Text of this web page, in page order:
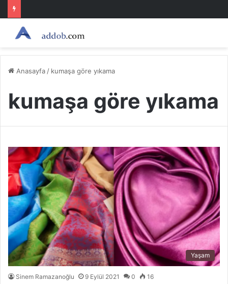
Anasayfa / kumaşa göre yıkama
kumaşa göre yıkama
Yaşam
Sinem Ramazanoğlu 9 Eylül 2021 0 16